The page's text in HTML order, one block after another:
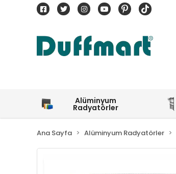
Alüminyum
Radyatörler
Ana Sayfa Alüminyum Radyatörler